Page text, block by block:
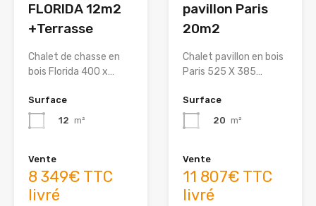
FLORIDA 12m2
+Terrasse
Chalet de chasse en
bois Florida 400 x…
Surface
12 m²
Vente
8 349€ TTC
livré
pavillon Paris
20m2
Chalet pavillon en bois
Paris 525 X 385…
Surface
20 m²
Vente
11 807€ TTC
livré